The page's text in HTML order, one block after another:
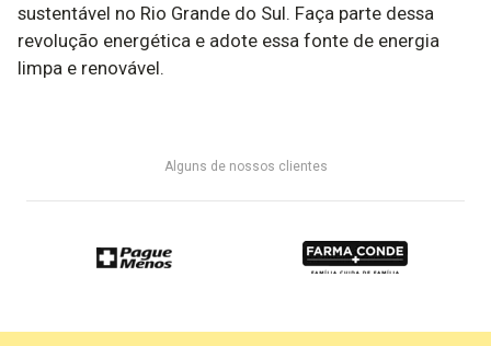
sustentável no Rio Grande do Sul. Faça parte dessa
revolução energética e adote essa fonte de energia
limpa e renovável.
Alguns de nossos clientes